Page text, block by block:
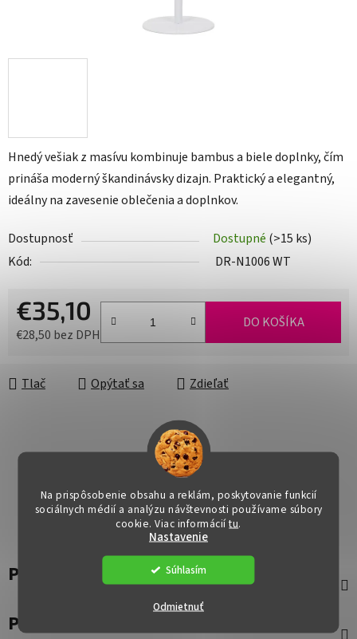
Na prispôsobenie obsahu a reklám, poskytovanie funkcií
sociálnych médií a analýzu návštevnosti používame súbory
cookie. Viac informáciítu.
Nastavenie
Odmietnuť
Súhlasím
Hnedý vešiak z masívu kombinuje bambus a biele doplnky, čím
prináša moderný škandinávsky dizajn. Praktický a elegantný,
ideálny na zavesenie oblečenia a doplnkov.
Dostupnosť Dostupné (>15 ks)
Kód:
DR-N1006 WT
€35,10
€28,50 bez DPH
DO KOŠÍKA
Tlač Opýtať sa Zdieľať
Popis
Parametre